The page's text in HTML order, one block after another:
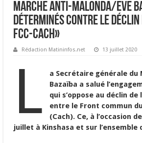
Marche anti-Malonda/Eve
déterminés contre le déclin
FCC-CACH»
Rédaction Matininfos.net 13 juillet 2020
L
a Secrétaire générale du
Bazaïba a salué
qui s’oppose au déclin de
entre le Front commun
(Cach). Ce, à l’occasion
juillet à Kinshasa et sur